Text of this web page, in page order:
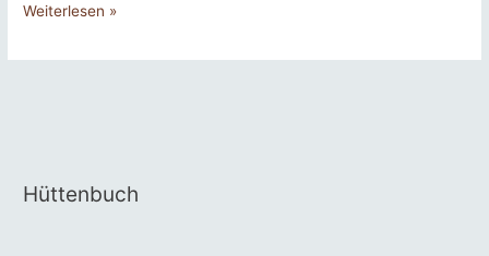
Operation
am
Weiterlesen »
Hüttenbuch